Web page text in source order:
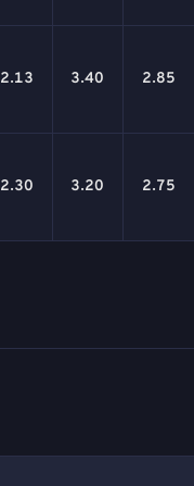
2.13 3.40 2.85
2.30 3.20 2.75